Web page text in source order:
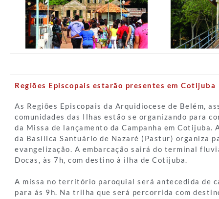
Regiões Episcopais estarão presentes em Cotijuba
As Regiões Episcopais da Arquidiocese de Belém,
comunidades das Ilhas estão se organizando para
da Missa de lançamento da Campanha em Cotijuba.
da Basílica Santuário de Nazaré (Pastur) organiza
evangelização. A embarcação sairá do terminal
Docas, às 7h, com destino à ilha de Cotijuba.
A missa no território paroquial será antecedida de
para ás 9h. Na trilha que será percorrida com